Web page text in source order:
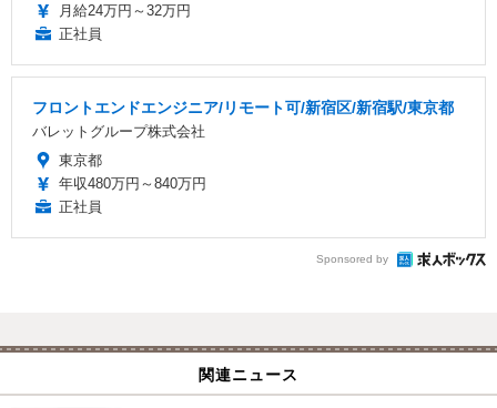
月給24万円～32万円
正社員
フロントエンドエンジニア/リモート可/新宿区/新宿駅/東京都
バレットグループ株式会社
東京都
年収480万円～840万円
正社員
Sponsored by
関連ニュース